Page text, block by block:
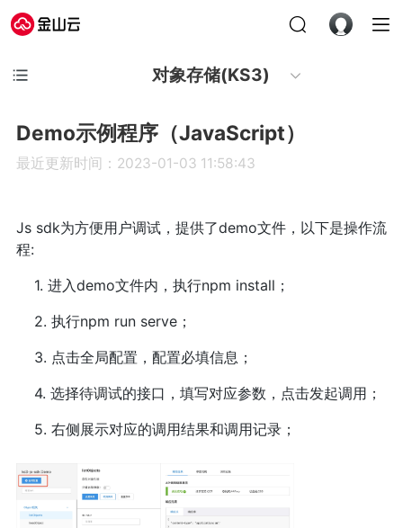
对象存储(KS3)
Demo示例程序（JavaScript）
最近更新时间：2023-01-03 11:58:43
Js sdk为方便用户调试，提供了demo文件，以下是操作流
程:
1. 进入demo文件内，执行npm install；
2. 执行npm run serve；
3. 点击全局配置，配置必填信息；
4. 选择待调试的接口，填写对应参数，点击发起调用；
5. 右侧展示对应的调用结果和调用记录；